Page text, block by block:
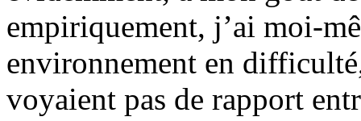
empiriquement, j’ai moi-
environnement en
voyaient pas de rapport